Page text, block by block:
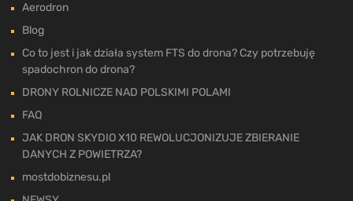
Aerodron
Blog
Co to jest i jak działa system FTS do drona? Czy potrzebuję
spadochron do drona?
DRONY ROLNICZE NAD POLSKIMI POLAMI
FAQ
JAK DRON SKYDIO X10 REWOLUCJONIZUJE ZBIERANIE
DANYCH Z POWIETRZA?
mostdobiznesu.pl